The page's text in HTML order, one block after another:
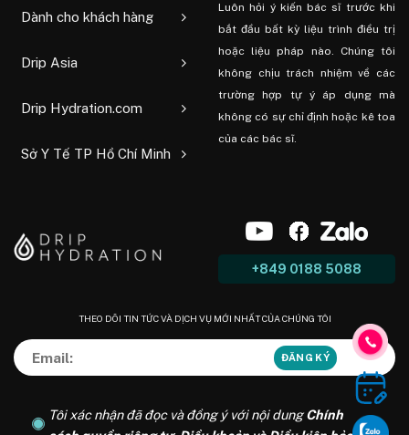
Dành cho khách hàng
Drip Asia
Drip Hydration.com
Sở Y Tế TP Hồ Chí Minh
Luôn hỏi ý kiến ​​bác sĩ trước khi
bắt đầu bất kỳ liệu trình điều trị
hoặc liệu pháp nào. Chúng tôi
không chịu trách nhiệm về các
trường hợp tự ý áp dụng mà
không có sự chỉ định hoặc kê toa
của các bác sĩ.
+849 0188 5088
THEO DÕI TIN TỨC VÀ DỊCH VỤ MỚI NHẤT CỦA CHÚNG TÔI
Tôi xác nhận đã đọc và đồng ý với nội dungChính